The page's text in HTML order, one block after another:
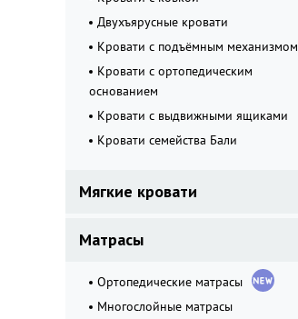
Двухъярусные кровати
Кровати с подъёмным механизмом
Кровати с ортопедическим
основанием
Кровати с выдвижными ящиками
Кровати семейства Бали
Мягкие кровати
Матрасы
Ортопедические матрасы
Многослойные матрасы